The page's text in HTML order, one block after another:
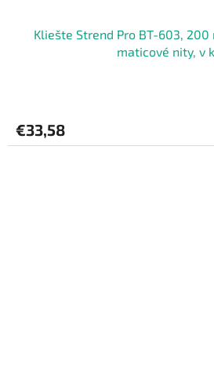
Kliešte Strend Pro BT-603,
maticové nity, v
€33,58